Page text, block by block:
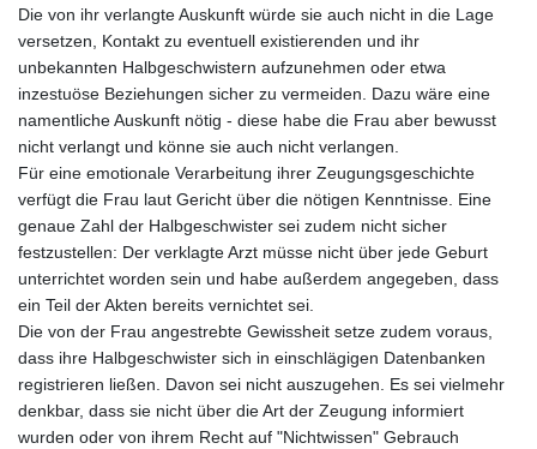
Die von ihr verlangte Auskunft würde sie auch nicht in die Lage
versetzen, Kontakt zu eventuell existierenden und ihr
unbekannten Halbgeschwistern aufzunehmen oder etwa
inzestuöse Beziehungen sicher zu vermeiden. Dazu wäre eine
namentliche Auskunft nötig - diese habe die Frau aber bewusst
nicht verlangt und könne sie auch nicht verlangen.
Für eine emotionale Verarbeitung ihrer Zeugungsgeschichte
verfügt die Frau laut Gericht über die nötigen Kenntnisse. Eine
genaue Zahl der Halbgeschwister sei zudem nicht sicher
festzustellen: Der verklagte Arzt müsse nicht über jede Geburt
unterrichtet worden sein und habe außerdem angegeben, dass
ein Teil der Akten bereits vernichtet sei.
Die von der Frau angestrebte Gewissheit setze zudem voraus,
dass ihre Halbgeschwister sich in einschlägigen Datenbanken
registrieren ließen. Davon sei nicht auszugehen. Es sei vielmehr
denkbar, dass sie nicht über die Art der Zeugung informiert
wurden oder von ihrem Recht auf "Nichtwissen" Gebrauch